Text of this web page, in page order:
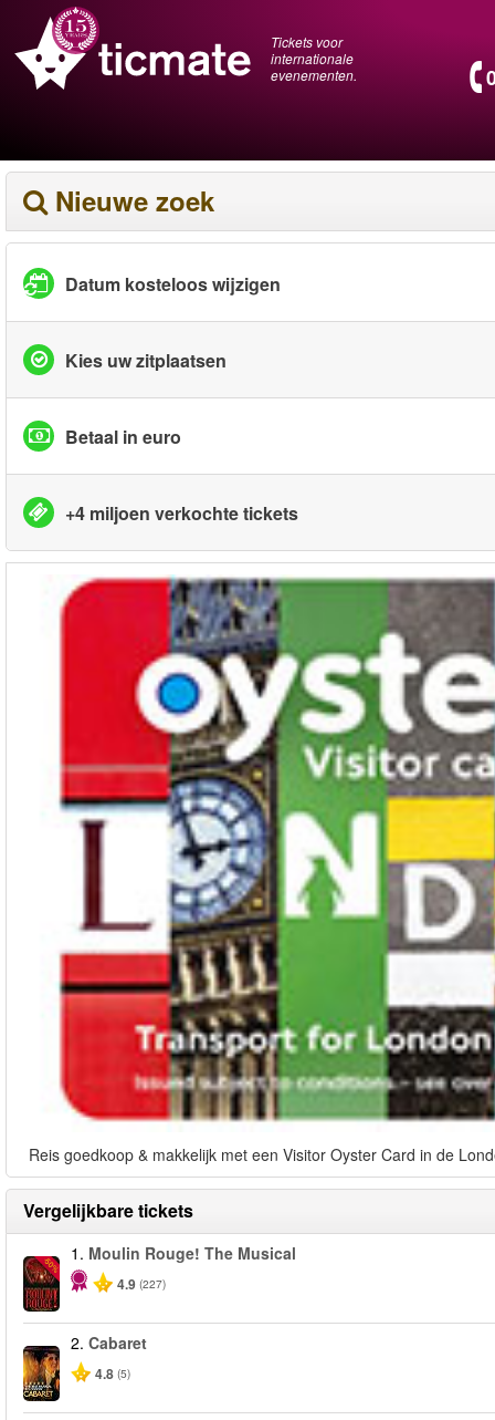
Tickets voor
internationale
evenementen.
Nieuwe zoek
Datum kosteloos wijzigen
Kies uw zitplaatsen
Betaal in euro
+4 miljoen verkochte tickets
Reis goedkoop & makkelijk met een Visitor Oyster Card in de
Vergelijkbare tickets
-50%
1. Moulin Rouge! The Musical
4.9 (227)
2. Cabaret
4.8 (5)